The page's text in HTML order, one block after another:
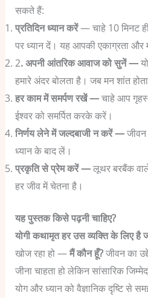
सकते हैं:
प्रतिदिन ध्यान करें— चाहे 10 मिनट
पर ध्यान दें। यह आपकी एकाग्रता और
2. अपनी आंतरिक आवाज को सुनें —
हमारे अंदर बोलता है। जब मन शांत
हर काम में समर्पण रखें —चाहे आप
ईश्वर को समर्पित करके करें।
निर्णय लेने में जल्दबाजी न करें —जीवन
ध्यान के बाद लें।
प्रकृति से प्रेम करें —लूथर बरबैंक
हर जीव में चेतना है।
यह पुस्तक किसे पढ़नी चाहिए?
योगी कथामृत हर उस व्यक्ति के लिए है
खोज रहा हो —मैं कौन हूँ?जीवन का
जीना चाहता हो लेकिन सांसारिक
योग और ध्यान को वैज्ञानिक दृष्टि से